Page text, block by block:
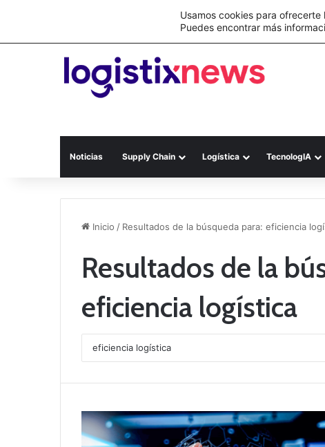
Nueva Ley Aduanera eleva el costo de los
Noticias Supply Chain Logística TecnologIA
Inicio / Resultados de la búsqueda para: eficiencia
Resultados de la
eficiencia logística
Usamos cookies para
Puedes encontrar más